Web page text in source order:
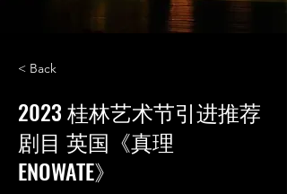
< Back
2023 桂林艺术节引进推荐
剧目 英国《真理
ENOWATE》